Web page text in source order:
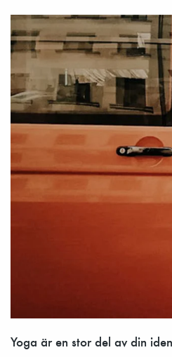
Yoga är en stor del av din